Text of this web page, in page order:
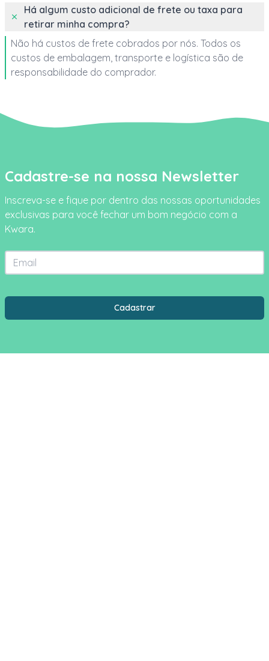
Há algum custo adicional de frete ou taxa para
retirar minha compra?
Não há custos de frete cobrados por nós. Todos os
custos de embalagem, transporte e logística são de
responsabilidade do comprador.
Cadastre-se na nossa Newsletter
Inscreva-se e fique por dentro das nossas oportunidades
exclusivas para você fechar um bom negócio com a
Kwara.
Email
Cidade
Cadastrar